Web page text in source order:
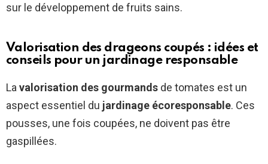
sur le développement de fruits sains.
Valorisation des drageons coupés : idées et
conseils pour un jardinage responsable
Lavalorisation des gourmands de tomates est un
aspect essentiel du jardinage écoresponsable. Ces
pousses, une fois coupées, ne doivent pas être
gaspillées.